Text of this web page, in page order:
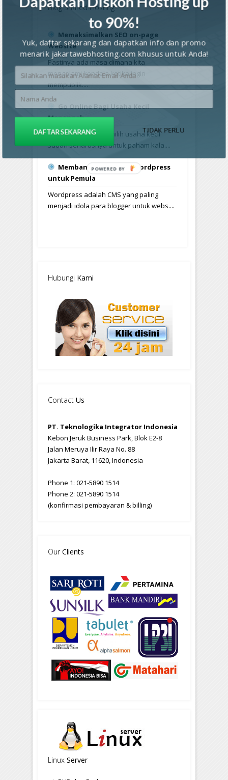
Blog Shared Hosting
Memaksimalkan SEO on-page
Website
Pastinya ada masa dimana kita
mengalami kendala ketika ingin
mempublik....
Go Online Bagi Usaha Kecil
Menengah
Jika anda adalah pemilih usaha kecil
sudah seharusnya untuk paham kala....
Membangun Website Wordpress
untuk Pemula
Wordpress adalah CMS yang paling
menjadi idola para blogger untuk webs....
Hubungi Kami
Contact Us
PT. Teknologika Integrator Indonesia
Kebon Jeruk Business Park, Blok E2-8
Jalan Meruya Ilir Raya No. 88
Jakarta Barat, 11620, Indonesia
Phone 1: 021-5890 1514
Phone 2: 021-5890 1514
(konfirmasi pembayaran & billing)
OurClients
Linux Server
to 90%!
Yuk, daftar sekarang dan dapatkan info dan promo
menarik jakartawebhosting.com khusus untuk Anda!
DAFTAR SEKARANG TIDAK PERLU